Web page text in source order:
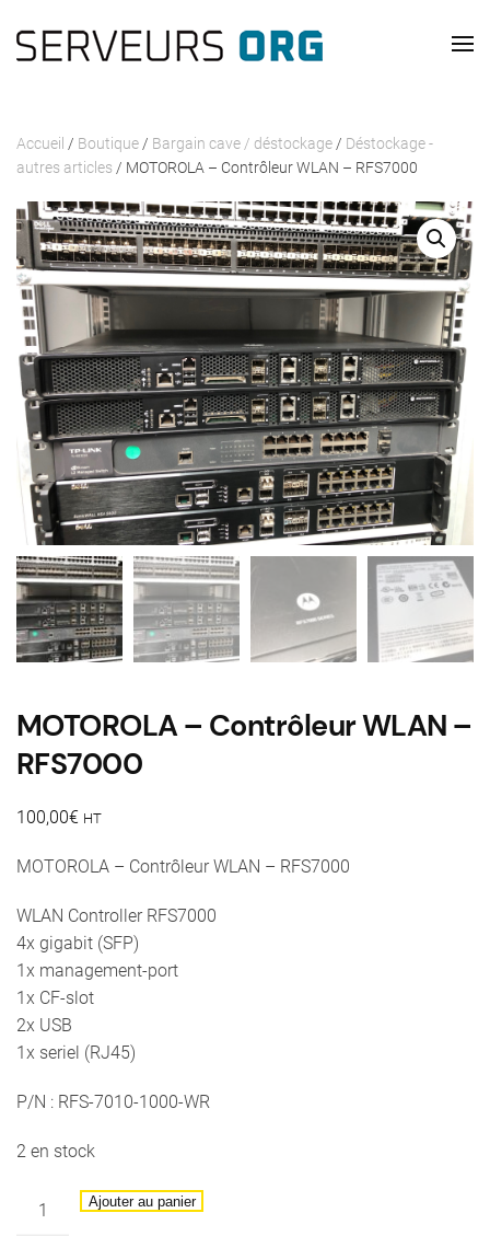
Passer au contenu principal
Accueil / Boutique / Bargain cave / déstockage / Déstockage -
autres articles / MOTOROLA – Contrôleur WLAN – RFS7000
MOTOROLA – Contrôleur WLAN –
RFS7000
100,00€ HT
MOTOROLA – Contrôleur WLAN – RFS7000
WLAN Controller RFS7000
4x gigabit (SFP)
1x management-port
1x CF-slot
2x USB
1x seriel (RJ45)
P/N : RFS-7010-1000-WR
2 en stock
quantité
Ajouter au panier